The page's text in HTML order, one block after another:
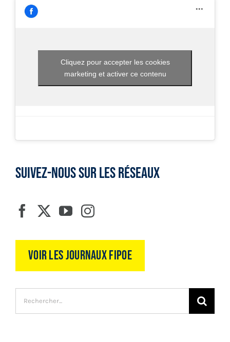
Cliquez pour accepter les cookies
marketing et activer ce contenu
SUIVEZ-NOUS SUR LES RÉSEAUX
Voir les journaux FIPOE
Recherche
sur